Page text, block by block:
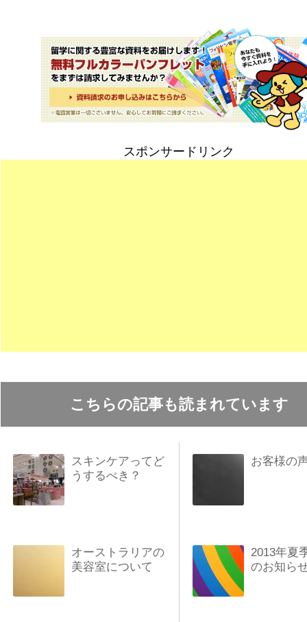
スポンサードリンク
こちらの記事も読まれています
スキンケアってど
うするべき？
オーストラリアの
美容室について
お客様の
2013年夏
のお知ら